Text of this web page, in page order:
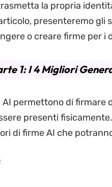
la propria
presenteremo gli
o creare firme per i
1: I 4 Migliori
AI permettono di firmare
presenti
di firme AI che